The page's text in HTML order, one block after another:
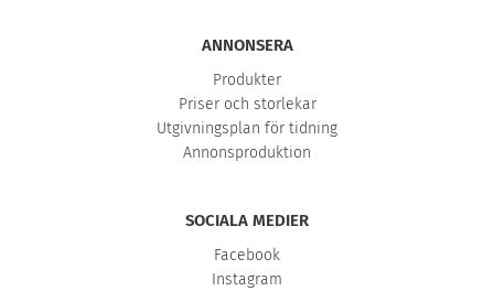
ANNONSERA
Produkter
Priser och storlekar
Utgivningsplan för tidning
Annonsproduktion
SOCIALA MEDIER
Facebook
Instagram